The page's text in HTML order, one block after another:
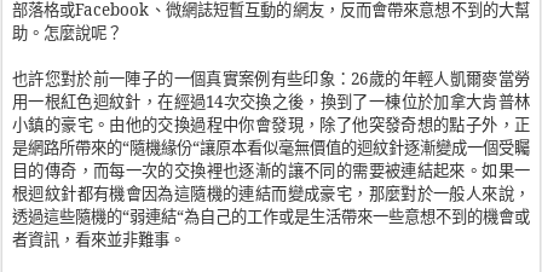
部落格或Facebook 、微網誌短暫互動的網友，反而會帶來意想不到的大幫
助。怎麼說呢？
也許您對於前一陣子的一個真實案例有些印象 ：26歲的年輕人凱爾麥當勞
用一根紅色迴紋針，在經過14次交換之後，換到了一棟位於加拿大肯普林
小鎮的豪宅。由他的交換過程中你會發現，除了他突發奇想的點子外，正
是網路所帶來的“隨機緣份“讓原本看似毫無價值的迴紋針逐漸變成一個受矚
目的傳奇，而每一次的交換裡也逐漸的讓不同的需要被連結起來。如果一
根迴紋針都有機會因為這隨機的連結而變成豪宅，那麼對於一般人來說，
透過這些隨機的“弱連結“為自己的工作或是生活帶來一些意想不到的機會或
者資訊，看來並非難事。